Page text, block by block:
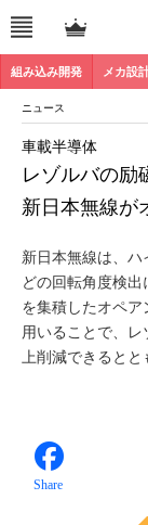
組み込み開発 メカ設
ニュース
レゾルバの励
新日本無線が
車載半導体
新日本無線は、
どの回転角度検
を集積したオペ
用いることで、
上削減できると
Share